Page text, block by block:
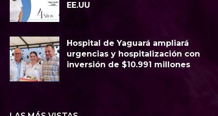
EE.UU
Hospital de Yaguará ampliará
urgencias y hospitalización con
inversión de $10.991 millones